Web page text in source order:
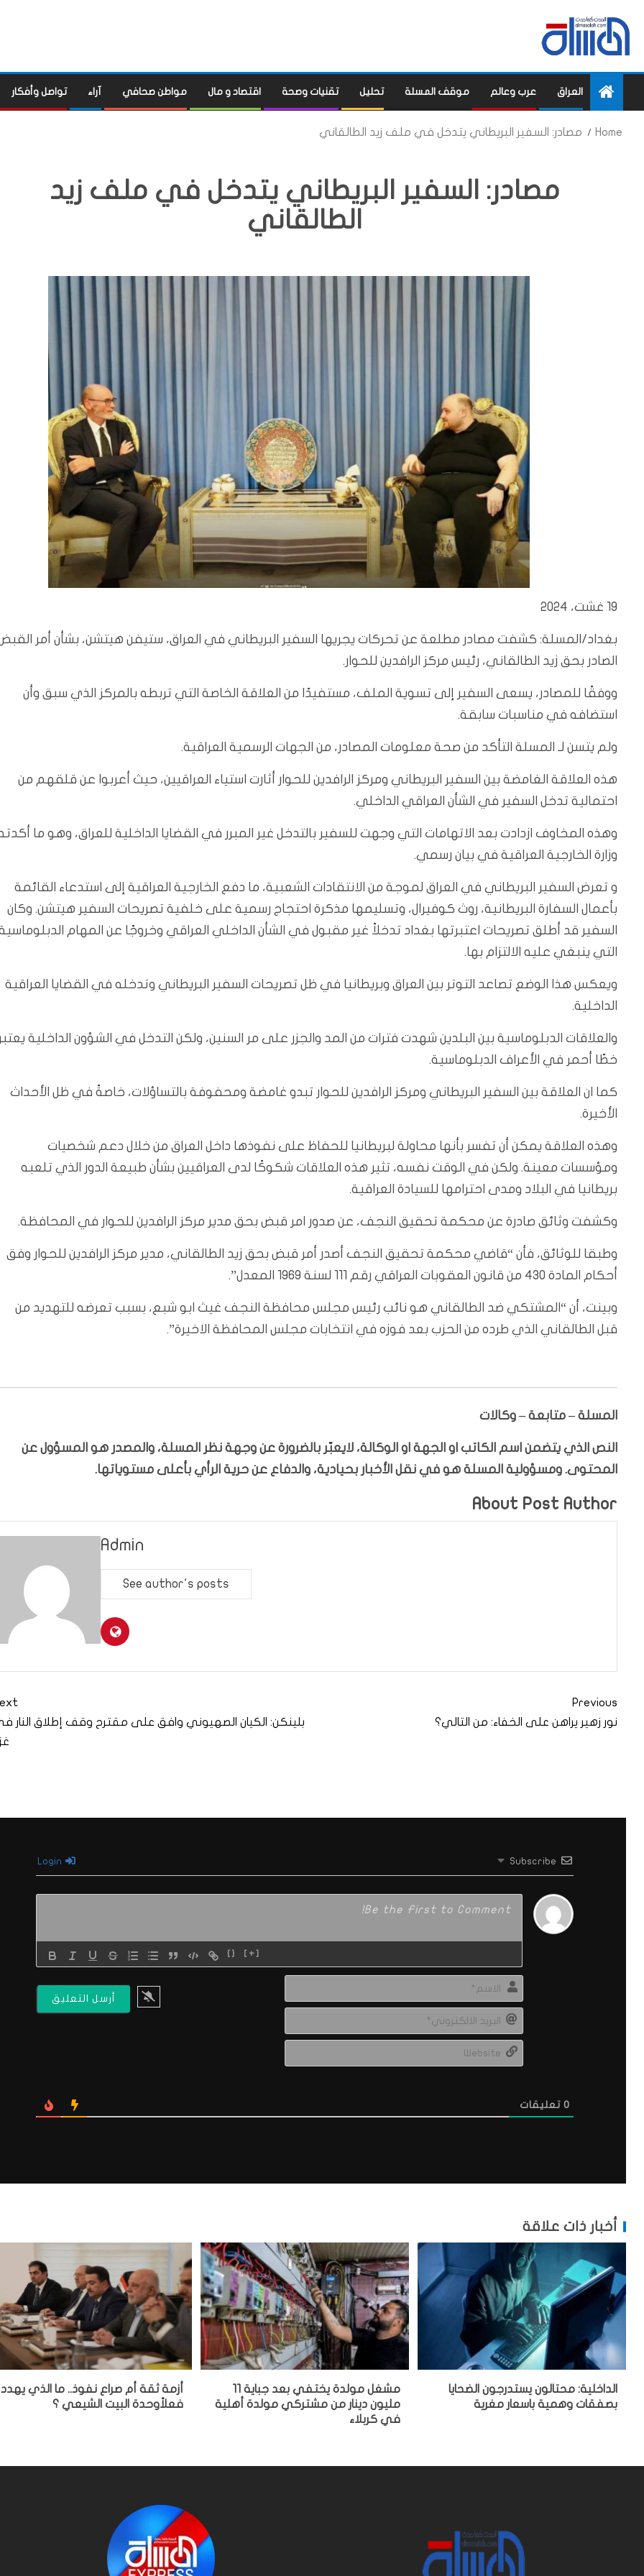
العراق عرب وعالم موقف المسلة تحليل تقنيات وصحة اقتصاد و مال مواطن صحافي آراء تواصل وأفكار
Home مصادر: السفير البريطاني يتدخل في ملف زيد الطالقاني
مصادر: السفير البريطاني يتدخل في ملف زيد
الطالقاني
19 غشت، 2024
بغداد/المسلة: كشفت مصادر مطلعة عن تحركات يجريها السفير البريطاني في العراق، ستيفن هيتشن، بشأن أمر
الصادر بحق زيد الطالقاني، رئيس مركز الرافدين للحوار.
ووفقًا للمصادر، يسعى السفير إلى تسوية الملف، مستفيدًا من العلاقة الخاصة التي تربطه بالمركز الذي سبق وأن
استضافه في مناسبات سابقة.
ولم يتسن لـ المسلة التأكد من صحة معلومات المصادر، من الجهات الرسمية العراقية.
هذه العلاقة الغامضة بين السفير البريطاني ومركز الرافدين للحوار أثارت استياء العراقيين، حيث أعربوا عن قلقهم من
احتمالية تدخل السفير في الشأن العراقي الداخلي.
وهذه المخاوف ازدادت بعد الاتهامات التي وجهت للسفير بالتدخل غير المبرر في القضايا الداخلية للعراق، وهو ما
وزارة الخارجية العراقية في بيان رسمي.
و تعرض السفير البريطاني في العراق لموجة من الانتقادات الشعبية، ما دفع الخارجية العراقية إلى استدعاء القائمة
بأعمال السفارة البريطانية، روث كوفيرال، وتسليمها مذكرة احتجاج رسمية على خلفية تصريحات السفير هيتشن. وكان
السفير قد أطلق تصريحات اعتبرتها بغداد تدخلاً غير مقبول في الشأن الداخلي العراقي وخروجًا عن المهام
التي ينبغي عليه الالتزام بها.
ويعكس هذا الوضع تصاعد التوتر بين العراق وبريطانيا في ظل تصريحات السفير البريطاني وتدخله في القضايا العراقية
الداخلية.
والعلاقات الدبلوماسية بين البلدين شهدت فترات من المد والجزر على مر السنين، ولكن التدخل في الشؤون الداخلية يعتبر
خطًا أحمر في الأعراف الدبلوماسية.
كما ان العلاقة بين السفير البريطاني ومركز الرافدين للحوار تبدو غامضة ومحفوفة بالتساؤلات، خاصةً في ظل الأحداث
الأخيرة.
وهذه العلاقة يمكن أن تفسر بأنها محاولة لبريطانيا للحفاظ على نفوذها داخل العراق من خلال دعم شخصيات
ومؤسسات معينة. ولكن في الوقت نفسه، تثير هذه العلاقات شكوكًا لدى العراقيين بشأن طبيعة الدور الذي تلعبه
بريطانيا في البلاد ومدى احترامها للسيادة العراقية.
وكشفت وثائق صادرة عن محكمة تحقيق النجف، عن صدور امر قبض بحق مدير مركز الرافدين للحوار في المحافظة.
وطبقا للوثائق، فأن “قاضي محكمة تحقيق النجف أصدر أمر قبض بحق زيد الطالقاني، مدير مركز الرافدين للحوار وفق
أحكام المادة 430 من قانون العقوبات العراقي رقم 111 لسنة 1969 المعدل”.
وبينت، أن “المشتكي ضد الطالقاني هو نائب رئيس مجلس محافظة النجف غيث ابو شبع، بسبب تعرضه للتهديد من
قبل الطالقاني الذي طرده من الحزب بعد فوزه في انتخابات مجلس المحافظة الاخيرة”.
المسلة – متابعة – وكالات
النص الذي يتضمن اسم الكاتب او الجهة او الوكالة، لايعبّر بالضرورة عن وجهة نظر المسلة، والمصدر هو المسؤول عن
المحتوى. ومسؤولية المسلة هو في نقل الأخبار بحيادية، والدفاع عن حرية الرأي بأعلى مستوياتها.
About Post Author
Admin
See author's posts
Previous
نور زهير يراهن على الخفاء: من التالي؟
بلينكن: الكيان الصهيوني وافق على مقترح وقف إطلاق النار
Subscribe
{} [+]
0 تعليقات
أخبار ذات علاقة
الداخلية: محتالون يستدرجون الضحايا
بصفقات وهمية باسعار مغرية
مشغل مولدة يختفي بعد جباية 11
مليون دينار من مشتركي مولدة أهلية
في كربلاء
أزمة ثقة أم صراع نفوذ.. ما الذي يهدد
فعلاًوحدة البيت الشيعي ؟